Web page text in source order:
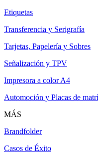
Etiquetas
Transferencia y Serigrafía
Tarjetas, Papelería y Sobres
Señalización y TPV
Impresora a color A4
Automoción y Placas de
MÁS
Brandfolder
Casos de Éxito